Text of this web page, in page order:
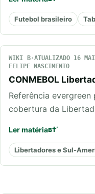
Futebol brasileiro
WIKI ATUALIZADO 16
FELIPE NASCIMENTO
CONMEBOL
Referência
cobertura da
Ler matéria
Libertadores e Sul-